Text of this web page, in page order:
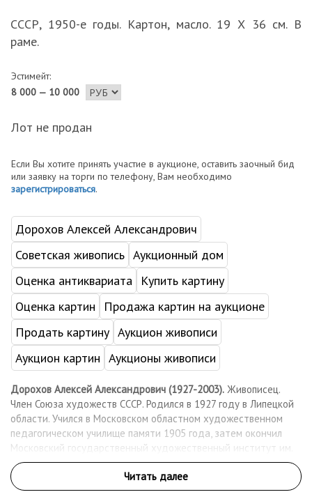
СССР, 1950-е годы. Картон, масло. 19 Х 36 см. В
раме.
Эстимейт:
8 000 — 10 000
Лот не продан
Если Вы хотите принять участие в аукционе, оставить заочный бид
или заявку на торги по телефону, Вам необходимо
зарегистрироваться.
Дорохов Алексей Александрович
Советская живопись Аукционный дом
Оценка антиквариата
Купить картину
Оценка картин
Продажа картин на аукционе
Продать картину Аукцион живописи
Аукцион картин Аукционы живописи
Дорохов Алексей Александрович (1927-2003). Живописец.
Член Союза художеств СССР. Родился в 1927 году в Липецкой
области. Учился в Московском областном художественном
педагогическом училище памяти 1905 года, затем окончил
Московский государственный художественный институт им.
В.И. Сурикова (1957). Учился у профессора П. Покаржевского.
Участвовал в художественных выставках с 1949 года. Работы
А.А. Дорохова находятся в картинной галерее в Шушенском, в